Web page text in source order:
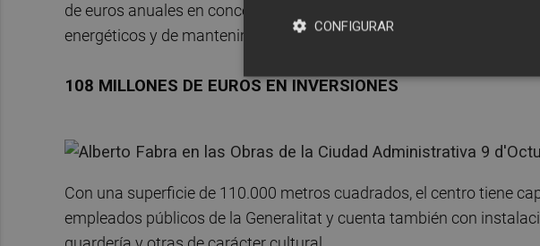
de euros anuales en concepto de alquileres, vigilancia y en
energéticos y de mantenimiento.
108 MILLONES DE EUROS EN INVERSIONES
Con una superficie de 110.000 metros cuadrados, el centro tiene
empleados públicos de la Generalitat y cuenta también con
CONFIGURAR